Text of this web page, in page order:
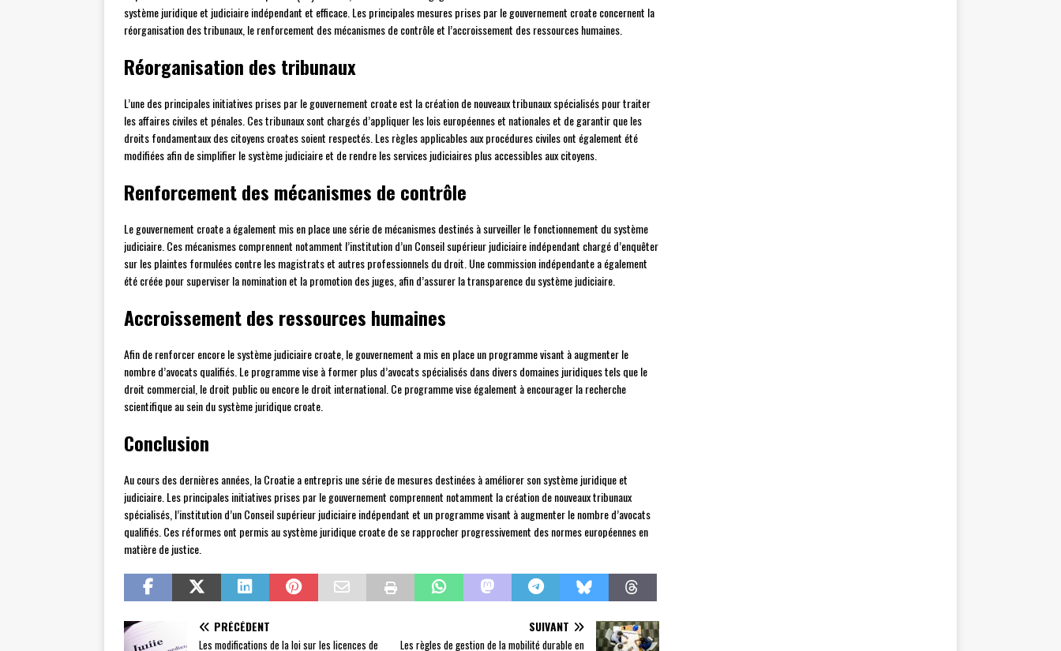
système juridique et judiciaire indépendant et efficace. Les principales mesures prises par le gouvernement croate concernent la
réorganisation des tribunaux, le renforcement des mécanismes de contrôle et l’accroissement des ressources humaines.
Réorganisation des tribunaux
L’une des principales initiatives prises par le gouvernement croate est la création de nouveaux tribunaux spécialisés pour traiter
les affaires civiles et pénales. Ces tribunaux sont chargés d’appliquer les lois européennes et nationales et de garantir que les
droits fondamentaux des citoyens croates soient respectés. Les règles applicables aux procédures civiles ont également été
modifiées afin de simplifier le système judiciaire et de rendre les services judiciaires plus accessibles aux citoyens.
Renforcement des mécanismes de contrôle
Le gouvernement croate a également mis en place une série de mécanismes destinés à surveiller le fonctionnement du système
judiciaire. Ces mécanismes comprennent notamment l’institution d’un Conseil supérieur judiciaire indépendant chargé d’enquêter
sur les plaintes formulées contre les magistrats et autres professionnels du droit. Une commission indépendante a également
été créée pour superviser la nomination et la promotion des juges, afin d’assurer la transparence du système judiciaire.
Accroissement des ressources humaines
Afin de renforcer encore le système judiciaire croate, le gouvernement a mis en place un programme visant à augmenter le
nombre d’avocats qualifiés. Le programme vise à former plus d’avocats spécialisés dans divers domaines juridiques tels que le
droit commercial, le droit public ou encore le droit international. Ce programme vise également à encourager la recherche
scientifique au sein du système juridique croate.
Conclusion
Au cours des dernières années, la Croatie a entrepris une série de mesures destinées à améliorer son système juridique et
judiciaire. Les principales initiatives prises par le gouvernement comprennent notamment la création de nouveaux tribunaux
spécialisés, l’institution d’un Conseil supérieur judiciaire indépendant et un programme visant à augmenter le nombre d’avocats
qualifiés. Ces réformes ont permis au système juridique croate de se rapprocher progressivement des normes européennes en
matière de justice.
PRÉCÉDENT
Les modifications de la loi sur les licences de
SUIVANT
Les règles de gestion de la mobilité durable en